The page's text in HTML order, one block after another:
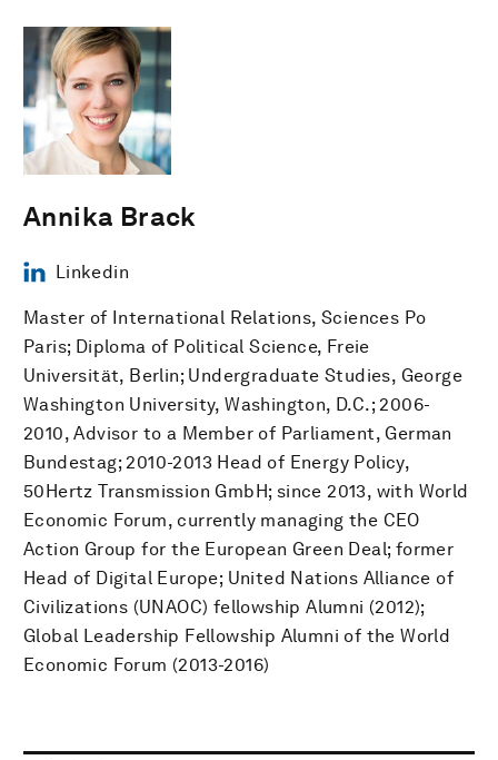
Annika Brack
Linkedin
Master of International Relations, Sciences Po
Paris; Diploma of Political Science, Freie
Universität, Berlin; Undergraduate Studies, George
Washington University, Washington, D.C.; 2006-
2010, Advisor to a Member of Parliament, German
Bundestag; 2010-2013 Head of Energy Policy,
50Hertz Transmission GmbH; since 2013, with World
Economic Forum, currently managing the CEO
Action Group for the European Green Deal; former
Head of Digital Europe; United Nations Alliance of
Civilizations (UNAOC) fellowship Alumni (2012);
Global Leadership Fellowship Alumni of the World
Economic Forum (2013-2016)